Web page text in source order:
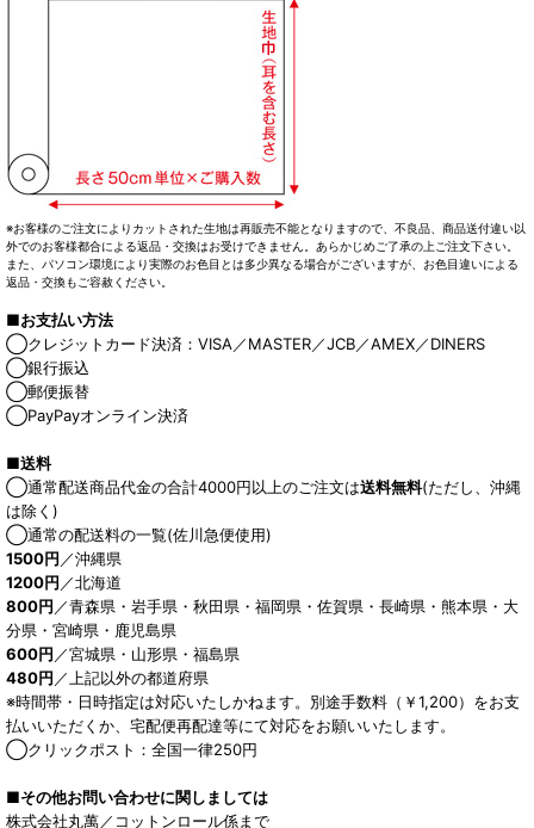
※お客様のご注文によりカットされた生地は再販売不能となりますので、不良品、商品送付違い以
外でのお客様都合による返品・交換はお受けできません。あらかじめご了承の上ご注文下さい。
また、パソコン環境により実際のお色目とは多少異なる場合がございますが、お色目違いによる
返品・交換もご容赦ください。
■お支払い方法
◯クレジットカード決済：VISA／MASTER／JCB／AMEX／DINERS
◯銀行振込
◯郵便振替
◯PayPayオンライン決済
■送料
◯通常配送商品代金の合計4000円以上のご注文は送料無料(ただし、沖縄
は除く)
◯通常の配送料の一覧(佐川急便使用)
1500円 ／沖縄県
1200円 ／北海道
800円 ／青森県・岩手県・秋田県・福岡県・佐賀県・長崎県・熊本県・大
分県・宮崎県・鹿児島県
600円 ／宮城県・山形県・福島県
480円 ／上記以外の都道府県
※時間帯・日時指定は対応いたしかねます。別途手数料（￥1,200）をお支
払いいただくか、宅配便再配達等にて対応をお願いいたします。
◯クリックポスト：全国一律250円
■その他お問い合わせに関しましては
株式会社丸萬／コットンロール係まで